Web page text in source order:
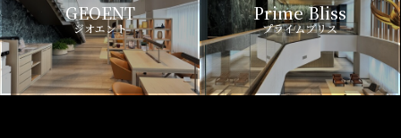
GEOENT
ジオエント
Prime Bliss
プライムブリス